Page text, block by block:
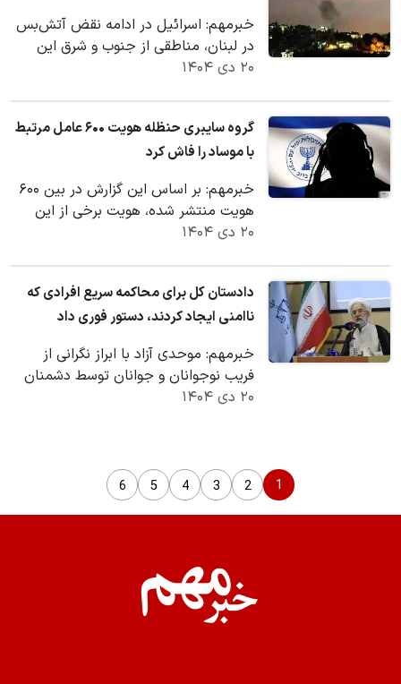
خبرمهم: اسرائیل در ادامه نقض آتش‌بس
در لبنان، مناطقی از جنوب و شرق این
کشور را هدف قرار داد.
۲۰ دی ۱۴۰۴
گروه سایبری حنظله هویت ۶۰۰ عامل مرتبط
با موساد را فاش کرد
خبرمهم: بر اساس این گزارش در بین ۶۰۰
هویت منتشر شده، هویت برخی از این
افراد نیز افشا شده است.
۲۰ دی ۱۴۰۴
دادستان کل برای محاکمه سریع افرادی که
ناامنی ایجاد کردند، دستور فوری داد
خبرمهم: موحدی آزاد با ابراز نگرانی از
فریب نوجوانان و جوانان توسط دشمنان
هشدار داد: مسئولان باید در راستای
۲۰ دی ۱۴۰۴
1
2
3
4
5
6